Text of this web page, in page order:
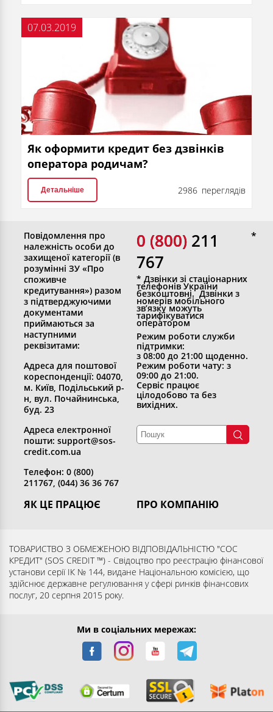
07.03.2019
Як оформити кредит без дзвінків
оператора родичам?
Детальніше 2986 переглядів
ЯК ЦЕ ПРАЦЮЄ
Повернути кредит
Запитання та відповіді
Партнерам
ПРО КОМПАНІЮ
Розкриття інформації
Контакти
Згода суб’єкта на обробку
Повідомлення про
належність особи до
захищеної категорії (в
розумінні ЗУ «Про
споживче
кредитування») разом
з підтверджуючими
документами
приймаються за
наступними
реквізитами:
Адреса для поштової
кореспонденції: 04070,
м. Київ, Подільський р-
н, вул. Почайнинська,
буд. 23
Адреса електронної
пошти: support@sos-
credit.com.ua
Телефон: 0 (800)
211767, (044) 36 36 767
0 (800)
0 (800) 211
767
* Дзвінки зі стаціонарних
телефонів України
безкоштовні. Дзвінки з
номерів мобільного
зв’язку можуть
тарифікуватися
оператором
Режим роботи служби
підтримки:
з 08:00 до 21:00 щоденно.
Режим роботи чату: з
09:00 до 21:00.
Сервіс працює
цілодобово та без
вихідних.
ТОВАРИСТВО З ОБМЕЖЕНОЮ ВІДПОВІДАЛЬНІСТЮ "СОС
КРЕДИТ" (SOS CREDIT ™) - Свідоцтво про реєстрацію фінансової
установи серії ІК № 144, видане Національною комісією, що
здійснює державне регулювання у сфері ринків фінансових
послуг, 20 серпня 2015 року.
Ми в соціальних мережах: